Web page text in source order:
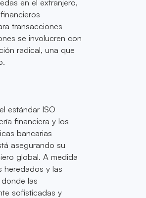
en el extranjero,
transacciones
se involucren con
radical, una que
estándar ISO
financiera y los
bancarias
asegurando su
global. A medida
heredados y las
las
sofisticadas y